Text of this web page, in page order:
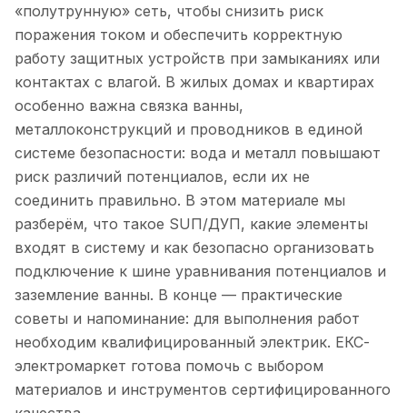
«полутрунную» сеть, чтобы снизить риск
поражения током и обеспечить корректную
работу защитных устройств при замыканиях или
контактах с влагой. В жилых домах и квартирах
особенно важна связка ванны,
металлоконструкций и проводников в единой
системе безопасности: вода и металл повышают
риск различий потенциалов, если их не
соединить правильно. В этом материале мы
разберём, что такое SUП/ДУП, какие элементы
входят в систему и как безопасно организовать
подключение к шине уравнивания потенциалов и
заземление ванны. В конце — практические
советы и напоминание: для выполнения работ
необходим квалифицированный электрик. ЕКС-
электромаркет готова помочь с выбором
материалов и инструментов сертифицированного